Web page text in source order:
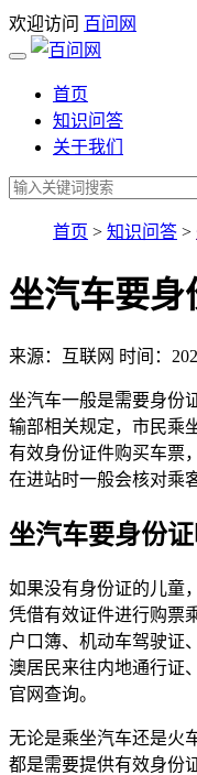
欢迎访问 百问网
首页
知识问答
关于我们
首页 > 知识问答 >
坐汽车要身
来源：互联网 时间：
坐汽车一般是需要身份
输部相关规定，市民乘
有效身份证件购买车票
在进站时一般会核对乘
坐汽车要身份
如果没有身份证的儿童
凭借有效证件进行购票
户口簿、机动车驾驶证
澳居民来往内地通行证
官网查询。
无论是乘坐汽车还是火
都是需要提供有效身份